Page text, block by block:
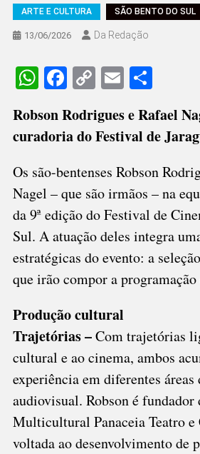
ARTE E CULTURA SÃO BENTO DO SUL
13/06/2026 Da Redação
WhatsApp
Facebook
CopyEmailShare
Robson Rodrigues e Rafael
curadoria do Festival de
Os são-bentenses Robson
Nagel – que são irmãos – na
da 9ª edição do Festival de
Sul. A atuação deles integra
estratégicas do evento: a
que irão compor a
Produção cultural
Trajetórias –Com trajetórias
cultural e ao cinema, ambos
experiência em diferentes áreas
audiovisual. Robson é fundador
Multicultural Panaceia Teatro e
voltada ao desenvolvimento de